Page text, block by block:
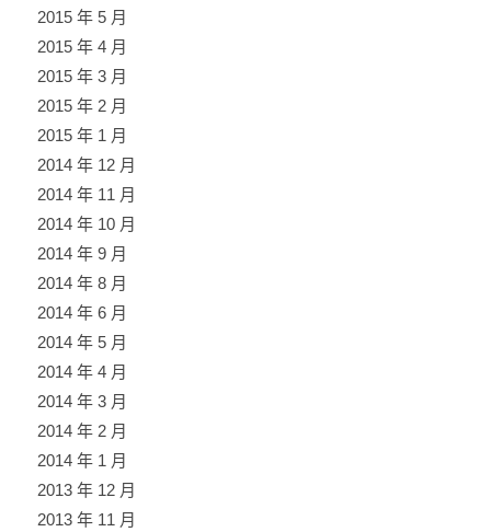
2015 年 5 月
2015 年 4 月
2015 年 3 月
2015 年 2 月
2015 年 1 月
2014 年 12 月
2014 年 11 月
2014 年 10 月
2014 年 9 月
2014 年 8 月
2014 年 6 月
2014 年 5 月
2014 年 4 月
2014 年 3 月
2014 年 2 月
2014 年 1 月
2013 年 12 月
2013 年 11 月